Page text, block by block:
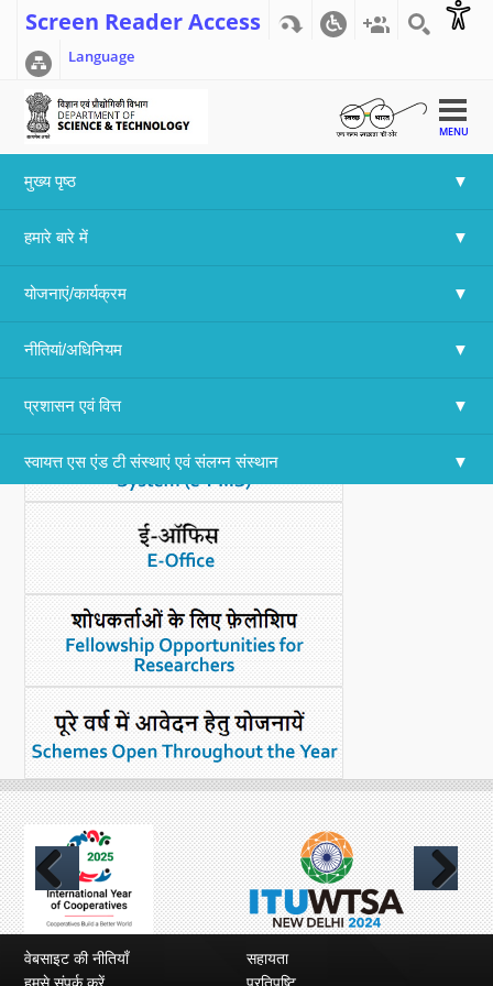
Screen Reader Access
Language
MENU
मुख्य पृष्ठ
हमारे बारे में
योजनाएं/कार्यक्रम
नीतियां/अधिनियम
प्रशासन एवं वित्त
स्वायत्त एस एंड टी संस्थाएं एवं संलग्न संस्थान
नया क्या है
डीएसटी डैशबोर्ड
Home>>
Electronic Project Management System (e-PMS)
Previous Next
वेबसाइट की नीतियाँ
सहायता